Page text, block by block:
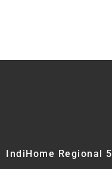
IndiHome Regional 5